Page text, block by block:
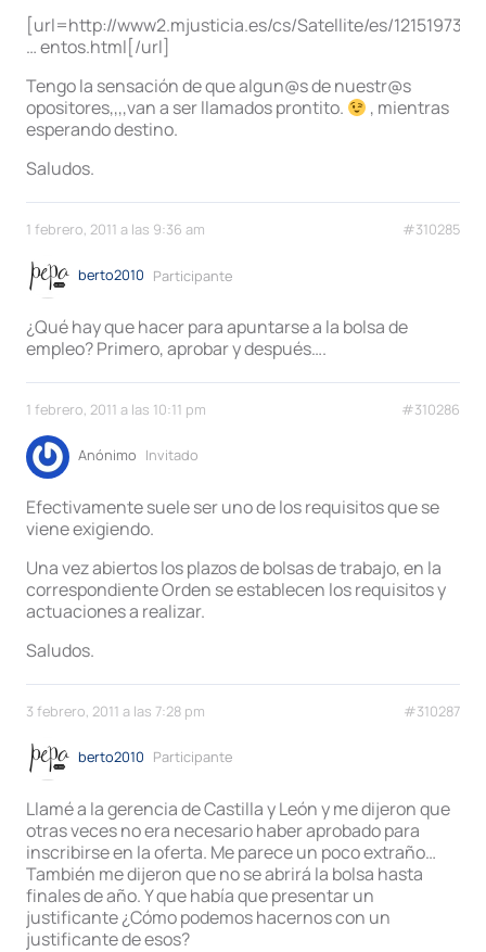
[url=http://www2.mjusticia.es/cs/Satellite/es/
… entos.html[/url]
Tengo la sensación de que algun@s de nuestr@s
opositores,,,,van a ser llamados prontito.
, mientras
esperando destino.
Saludos.
1 febrero, 2011 a las 9:36 am #310285
berto2010 Participante
¿Qué hay que hacer para apuntarse a la bolsa de
empleo? Primero, aprobar y después….
1 febrero, 2011 a las 10:11 pm #310286
Anónimo Invitado
Efectivamente suele ser uno de los requisitos que se
viene exigiendo.
Una vez abiertos los plazos de bolsas de trabajo, en la
correspondiente Orden se establecen los requisitos y
actuaciones a realizar.
Saludos.
3 febrero, 2011 a las 7:28 pm #310287
berto2010 Participante
Llamé a la gerencia de Castilla y León y me dijeron que
otras veces no era necesario haber aprobado para
inscribirse en la oferta. Me parece un poco extraño…
También me dijeron que no se abrirá la bolsa hasta
finales de año. Y que había que presentar un
justificante ¿Cómo podemos hacernos con un
justificante de esos?